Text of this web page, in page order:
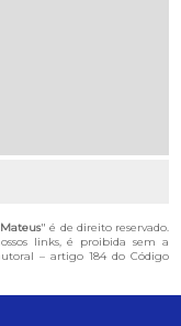
" é de direito reservado.
links, é proibida sem a
– artigo 184 do Código